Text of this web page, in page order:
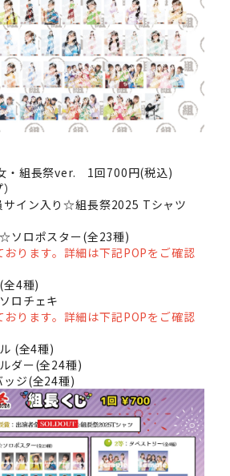
・組長祭ver. 1回700円(税込)
サイン入り☆組長祭2025 Tシャツ
ソロポスター(全23種)
ります。詳細は下記POPをご確認
全4種)
ロチェキ
ります。詳細は下記POPをご確認
(全4種)
ダー(全24種)
ッジ(全24種)